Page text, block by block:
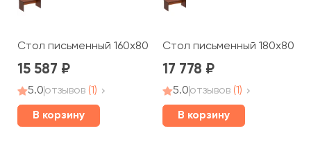
Стол письменный 160x80x75 Дин-Р
15 587
5.0отзывов (1)
В корзину
Стол письменный
17 778
5.0отзывов (1)
В корзину